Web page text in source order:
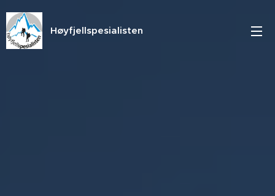
Høyfjellspesialisten